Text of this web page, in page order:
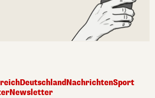
DeutschlandNachrichtenSport
Newsletter